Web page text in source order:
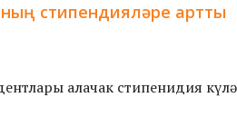
стипендияләре артты
алачак стипенидия